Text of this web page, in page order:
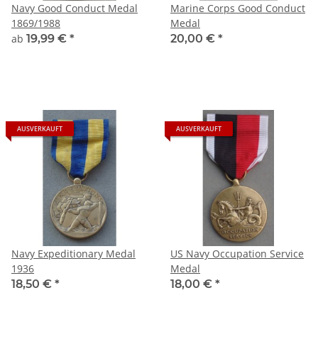
Navy Good Conduct Medal
1869/1988
ab 19,99 € *
Marine Corps Good Conduct
Medal
20,00 € *
AUSVERKAUFT
Navy Expeditionary Medal
1936
18,50 € *
AUSVERKAUFT
US Navy Occupation Service
Medal
18,00 € *